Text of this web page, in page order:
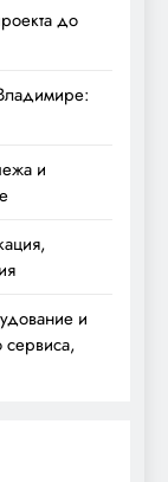
до
и
и
сервиса,